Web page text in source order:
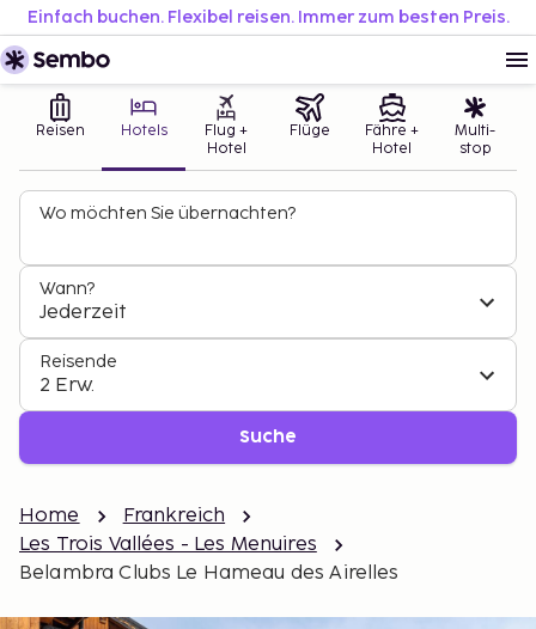
Einfach buchen. Flexibel reisen. Immer zum besten Preis.
Reisen Hotels
Flug +
Hotel
Flüge
Fähre +
Hotel
Multi-
stop
Wo möchten Sie übernachten?
Wann?
Jederzeit
Reisende
2 Erw.
Suche
Home
Frankreich
Les Trois Vallées - Les Menuires
Belambra Clubs Le Hameau des Airelles